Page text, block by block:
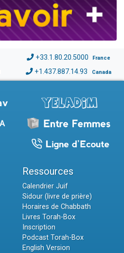
+33.1.80.20.5000 France
+1.437.887.14.93 Canada
Ressources
Calendrier Juif
Sidour (livre de prière)
Horaires de Chabbath
Livres Torah-Box
Inscription
Podcast Torah-Box
English Version